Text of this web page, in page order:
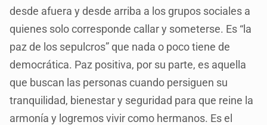
desde afuera y desde arriba a los grupos sociales a
quienes solo corresponde callar y someterse. Es “la
paz de los sepulcros” que nada o poco tiene de
democrática. Paz positiva, por su parte, es aquella
que buscan las personas cuando persiguen su
tranquilidad, bienestar y seguridad para que reine la
armonía y logremos vivir como hermanos. Es el